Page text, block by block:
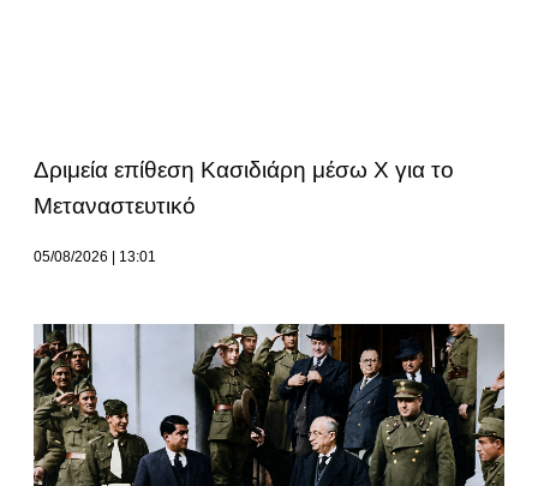
Δριμεία επίθεση Κασιδιάρη μέσω Χ για το
Μεταναστευτικό
05/08/2026 13:01